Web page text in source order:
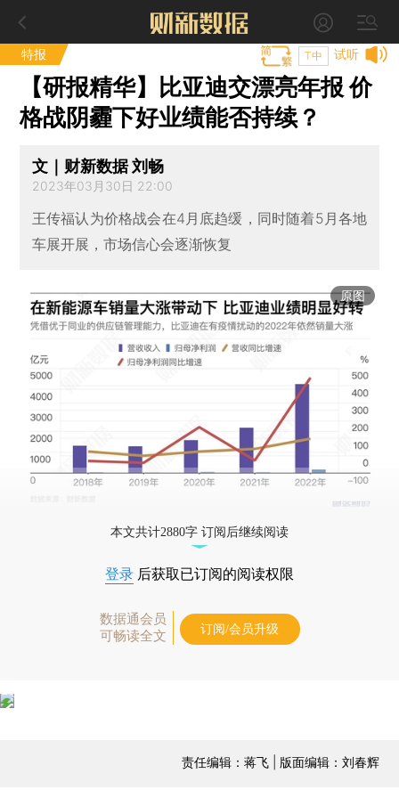
特报 试听
T中
【研报精华】比亚迪交漂亮年报 价
格战阴霾下好业绩能否持续？
文｜财新数据 刘畅
2023年03月30日 22:00
王传福认为价格战会在4月底趋缓，同时随着5月各地
车展开展，市场信心会逐渐恢复
原图
本文共计2880字 订阅后继续阅读
登录 后获取已订阅的阅读权限
数据通会员
可畅读全文
订阅/会员升级
责任编辑：蒋飞 | 版面编辑：刘春辉